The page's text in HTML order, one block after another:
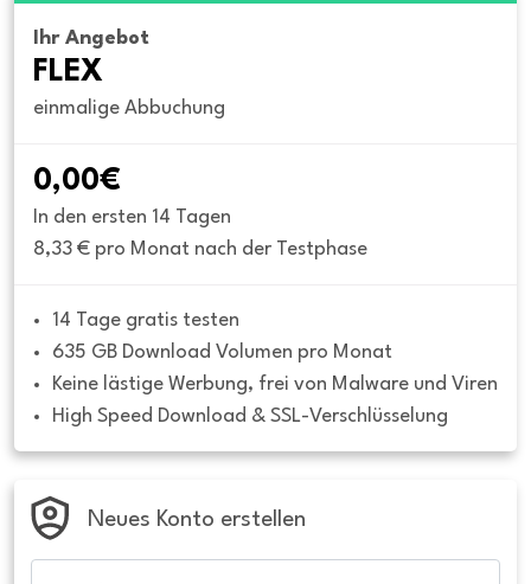
Ihr Angebot
FLEX
einmalige Abbuchung
0,00€
In den ersten 14 Tagen
8,33 € pro Monat nach der Testphase
14 Tage gratis testen
635 GB Download Volumen pro Monat
Keine lästige Werbung, frei von Malware und Viren
High Speed Download & SSL-Verschlüsselung
Neues Konto erstellen